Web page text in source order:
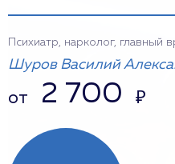
Психиатр, нарколог, главный
Шуров Василий
от 2 700 ₽